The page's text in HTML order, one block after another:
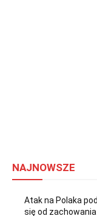
NAJNOWSZE
Atak na Polaka
się od